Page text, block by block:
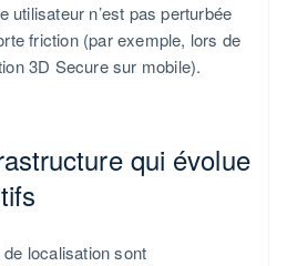
utilisateur n’est pas perturbée
friction (par exemple, lors de
3D Secure sur mobile).
qui évolue
localisation sont